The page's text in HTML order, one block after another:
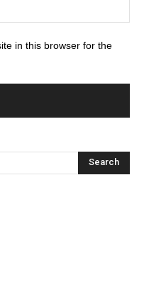
in this browser for the